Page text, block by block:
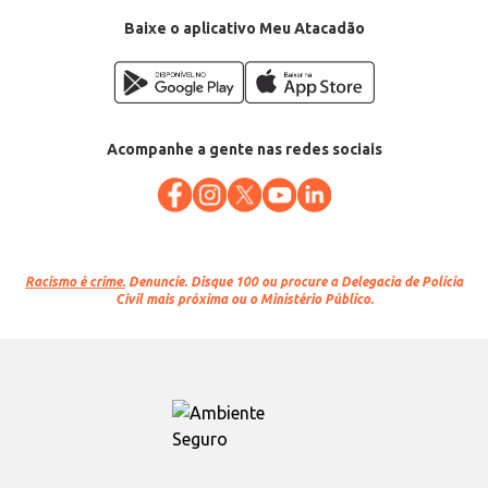
Baixe o aplicativo Meu Atacadão
Acompanhe a gente nas redes sociais
Racismo é crime. Denuncie. Disque 100 ou procure a Delegacia de Polícia
Civil mais próxima ou o Ministério Público.